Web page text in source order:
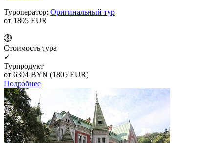
Туроператор: Оригинальный тур
от 1805 EUR
Cтоимость тура
✓
Турпродукт
от 6304 BYN (1805 EUR)
Подробнее